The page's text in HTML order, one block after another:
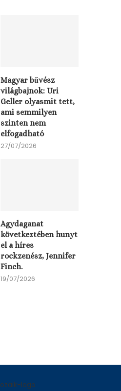
Armin van Buuren
Scooter viszont
Magyar bűvész
világbajnok: Uri
Geller olyasmit tett,
ami semmilyen
szinten nem
elfogadható
27/07/2026
Agydaganat
következtében hunyt
el a híres
rockzenész, Jennifer
Finch.
19/07/2026